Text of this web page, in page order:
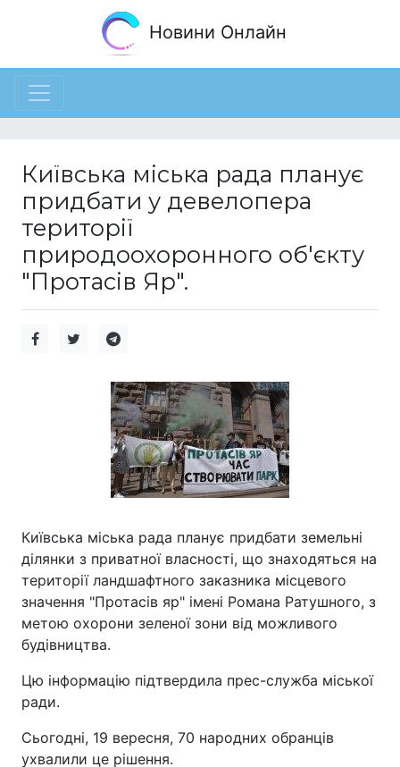
Новини Онлайн
Київська міська рада планує
придбати у девелопера
території
природоохоронного об'єкту
"Протасів Яр".
Київська міська рада планує придбати земельні
ділянки з приватної власності, що знаходяться на
території ландшафтного заказника місцевого
значення "Протасів яр" імені Романа Ратушного, з
метою охорони зеленої зони від можливого
будівництва.
Цю інформацію підтвердила прес-служба міської
ради.
Сьогодні, 19 вересня, 70 народних обранців
ухвалили це рішення.